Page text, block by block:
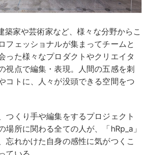
築家や芸術家など、様々な分野からこ
フェッショナルが集まってチームと
った様々なプロダクトやクリエイタ
視点で編集・表現。人間の五感を刺
コトに、人々が没頭できる空間をつ
つくり手や編集をするプロジェクト
場所に関わる全ての人が、「hRp_a」
忘れかけた自身の感性に気がつくこ